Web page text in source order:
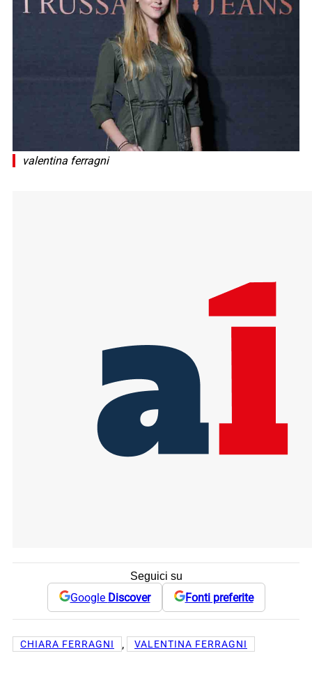
valentina ferragni
Seguici su
Google Discover Fonti preferite
CHIARA FERRAGNI , VALENTINA FERRAGNI